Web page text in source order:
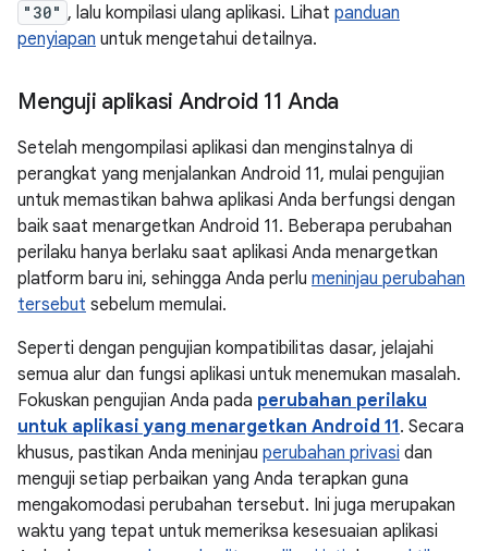
"30" , lalu kompilasi ulang aplikasi. Lihat panduan
penyiapan untuk mengetahui detailnya.
Menguji aplikasi Android 11 Anda
Setelah mengompilasi aplikasi dan menginstalnya di
perangkat yang menjalankan Android 11, mulai pengujian
untuk memastikan bahwa aplikasi Anda berfungsi dengan
baik saat menargetkan Android 11. Beberapa perubahan
perilaku hanya berlaku saat aplikasi Anda menargetkan
platform baru ini, sehingga Anda perlu meninjau perubahan
tersebut sebelum memulai.
Seperti dengan pengujian kompatibilitas dasar, jelajahi
semua alur dan fungsi aplikasi untuk menemukan masalah.
Fokuskan pengujian Anda pada perubahan perilaku
untuk aplikasi yang menargetkan Android 11. Secara
khusus, pastikan Anda meninjau perubahan privasi dan
menguji setiap perbaikan yang Anda terapkan guna
mengakomodasi perubahan tersebut. Ini juga merupakan
waktu yang tepat untuk memeriksa kesesuaian aplikasi